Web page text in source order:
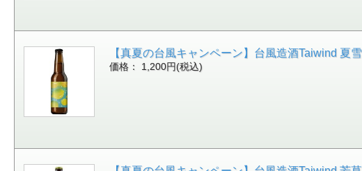
【真夏の台風キャンペーン】台風造酒Taiwind 夏
価格： 1,200円(税込)